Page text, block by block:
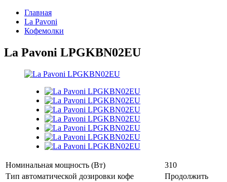
Главная
La Pavoni
Кофемолки
La Pavoni LPGKBN02EU
Номинальная мощность (Вт)
310
Тип автоматической дозировки кофе
Продолжить